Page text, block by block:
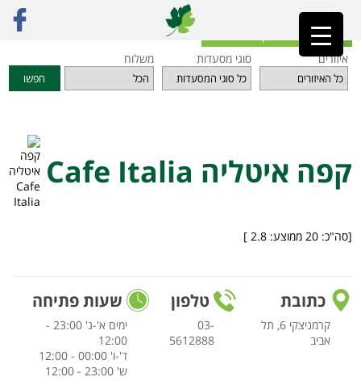
ראשי»מסעדות קפה איטליה Cafe Italia
חזרה לאינדקס המסעדות
איזורים
סוגי מסעדות משלוח
חפשו
קפה איטליה Cafe Italia
[סה"כ: 20 ממוצע: 2.8
]
כתובת
קרמניצקי 6, תל
אביב
טלפון
03-
5612888
שעות פתיחה
ימים א'-ג' 23:00 -
12:00
ד'-ו' 00:00 - 12:00
ש' 23:00 - 12:00